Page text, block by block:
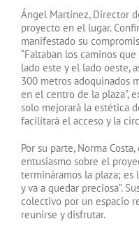
Ángel Martínez, Director
proyecto en el lugar.
manifestado su
“Faltaban los caminos
lado este y el lado oeste,
300 metros adoquinados
en el centro de la plaza”,
solo mejorará la estética
facilitará el acceso y la
Por su parte, Norma
entusiasmo sobre el
termináramos la plaza; es
y va a quedar preciosa”.
colectivo por un espacio
reunirse y disfrutar.